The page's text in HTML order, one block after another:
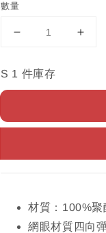
數量
S 1 件庫存
材質：100%聚
網眼材質四向